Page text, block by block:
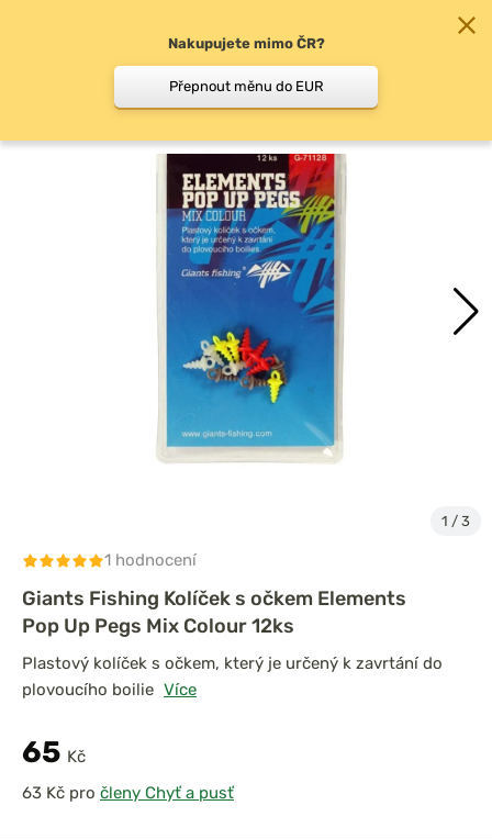
Držáky nástrah
1 / 3
1 hodnocení
Giants Fishing Kolíček s očkem Elements
Pop Up Pegs Mix Colour 12ks
Plastový kolíček s očkem, který je určený k zavrtání do
plovoucího boilie Více
65 Kč
pro členy Chyť a pusť
Nakupujete mimo ČR?
Přepnout měnu do EUR